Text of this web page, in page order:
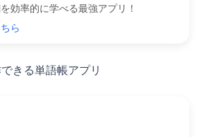
効率的に学べる最強アプリ！
ら
きる単語帳アプリ